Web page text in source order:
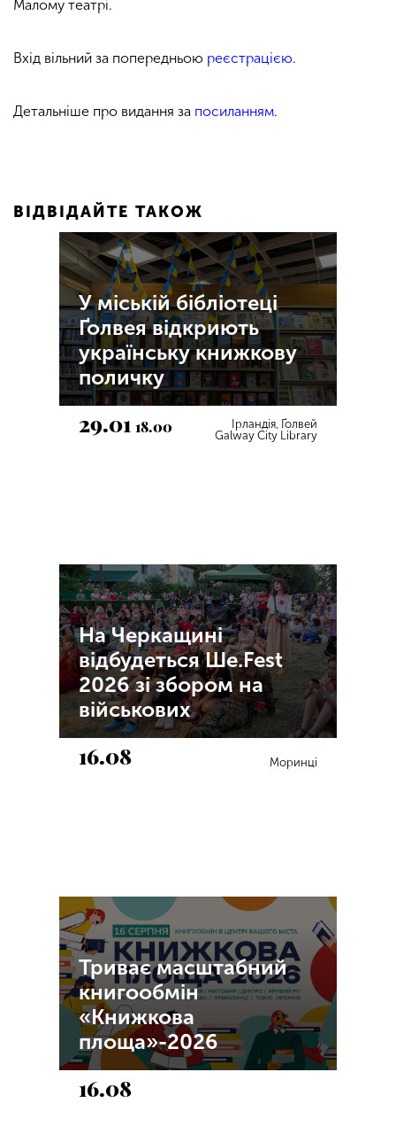
Малому театрі.
Вхід вільний за попередньою реєстрацією.
Детальніше про видання за посиланням.
ВІДВІДАЙТЕ ТАКОЖ
У міській бібліотеці
Ґолвея відкриють
українську книжкову
поличку
29.0118.00
Ірландія, Ґолвей
Galway City Library
На Черкащині
відбудеться Ше.Fest
2026 зі збором на
військових
16.08 Моринці
Триває масштабний
книгообмін
«Книжкова
площа»-2026
16.08